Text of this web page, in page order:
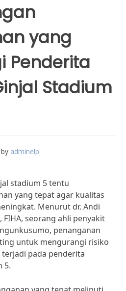
yang
Penderita
Stadium
by adminelp
stadium 5 tentu
yang tepat agar kualitas
Menurut dr. Andi
FIHA, seorang ahli penyakit
penanganan
untuk mengurangi risiko
pada penderita
5.